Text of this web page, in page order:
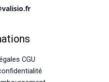
CGU